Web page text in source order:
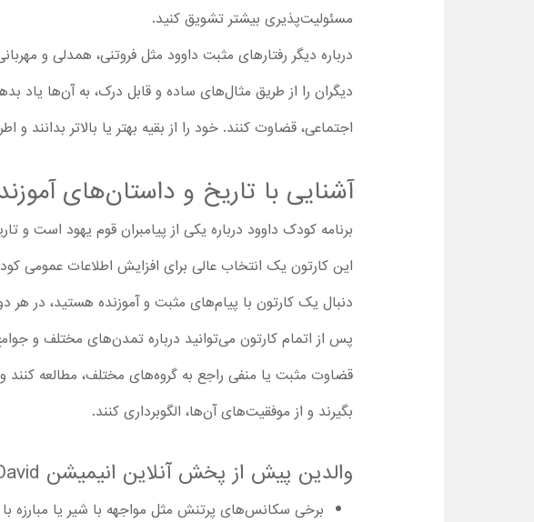
مسئولیت‌پذیری بیشتر تشویق کنید.
درباره دیگر رفتارهای مثبت داوود مثل فروتنی، همدلی و
دیگران را از طریق مثال‌های ساده و قابل درک، به آن‌ها یاد
اجتماعی، قضاوت کنند. خود را از بقیه بهتر یا بالاتر بدانند و
آشنایی با تاریخ و داستان‌های
برنامه کودک داوود درباره یکی از پیامبران قوم یهود است و
این کارتون یک انتخاب عالی برای افزایش اطلاعات عمومی
دنبال یک کارتون با پیام‌های مثبت و آموزنده هستید، در
پس از اتمام کارتون می‌توانید درباره تمدن‌های مختلف و
قضاوت مثبت یا منفی راجع به گروه‌های مختلف، مطالعه
بگیرند و از موفقیت‌های آن‌ها، الگوبرداری کنند.
والدین پیش از پخش آنلاین انیمیشن David با دوبله فارسی باید موارد زیر را در نظر داشته باشند
برخی سکانس‌های پرتنش مثل مواجهه با شیر یا مبارزه با جالوت، باعث